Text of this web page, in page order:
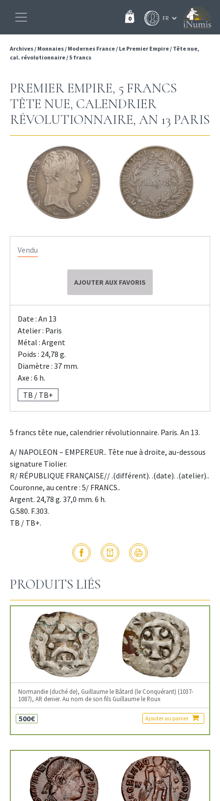
0
Archives/ Monnaies/ Modernes France/ Le Premier Empire/ Tête nue,
cal. révolutionnaire/5 francs
PREMIER EMPIRE, 5 FRANCS
TÊTE NUE, CALENDRIER
RÉVOLUTIONNAIRE, AN 13 PARIS
Vendu
AJOUTER AUX FAVORIS
Date : An 13
Atelier : Paris
Métal : Argent
Poids : 24,78 g.
Diamètre : 37 mm.
Axe : 6 h.
TB / TB+
5 francs tête nue, calendrier révolutionnaire. Paris. An 13.
A/ NAPOLEON – EMPEREUR.. Tête nue à droite, au-dessous
signature Tiolier.
R/ RÉPUBLIQUE FRANÇAISE// .(différent). .(date). .(atelier)..
Couronne, au centre : 5/ FRANCS..
Argent. 24,78 g. 37,0 mm. 6 h.
G.580. F.303.
TB / TB+.
PRODUITS LIÉS
Normandie (duché de), Guillaume le Bâtard (le Conquérant) (1037-
1087), AR denier. Au nom de son fils Guillaume le Roux
500€ Ajouter au panier